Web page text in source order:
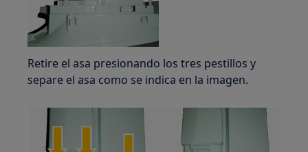
Retire el asa presionando los tres pestillos y
separe el asa como se indica en la imagen.